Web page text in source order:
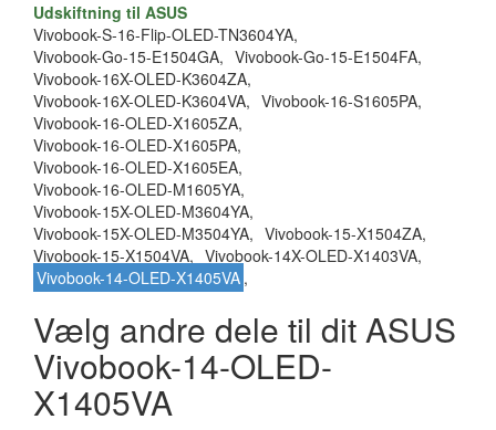
Udskiftning til ASUS
Vivobook-S-16-Flip-OLED-TN3604YA,
Vivobook-Go-15-E1504GA, Vivobook-Go-15-E1504FA,
Vivobook-16X-OLED-K3604ZA,
Vivobook-16X-OLED-K3604VA, Vivobook-16-S1605PA,
Vivobook-16-OLED-X1605ZA,
Vivobook-16-OLED-X1605PA,
Vivobook-16-OLED-X1605EA,
Vivobook-16-OLED-M1605YA,
Vivobook-15X-OLED-M3604YA,
Vivobook-15X-OLED-M3504YA, Vivobook-15-X1504ZA,
Vivobook-15-X1504VA, Vivobook-14X-OLED-X1403VA,
Vivobook-14-OLED-X1405VA ,
Vælg andre dele til dit ASUS
Vivobook-14-OLED-
X1405VA